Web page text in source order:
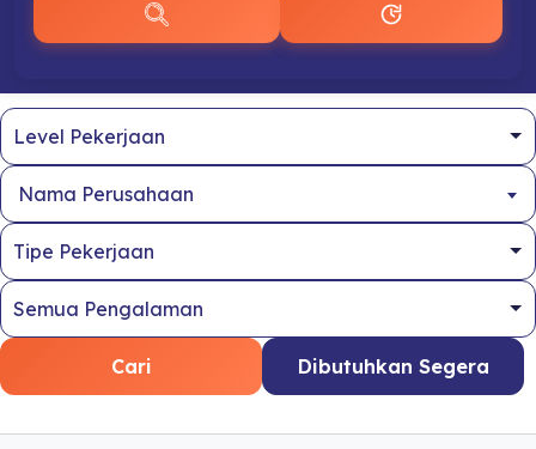
Nama Perusahaan
Cari Dibutuhkan Segera